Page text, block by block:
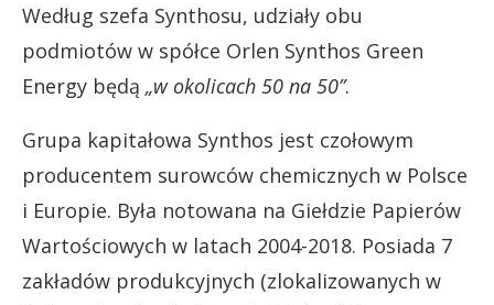
Według szefa Synthosu, udziały obu
podmiotów w spółce Orlen Synthos Green
Energy będą „w okolicach 50 na 50”.
Grupa kapitałowa Synthos jest czołowym
producentem surowców chemicznych w Polsce
i Europie. Była notowana na Giełdzie Papierów
Wartościowych w latach 2004-2018. Posiada 7
zakładów produkcyjnych (zlokalizowanych w